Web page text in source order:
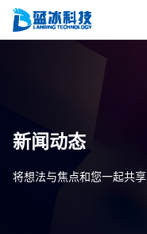
新闻动态
将想法与焦点和您一起共享